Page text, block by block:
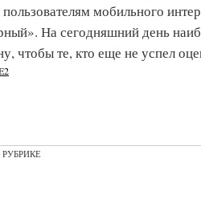
мобильного
На сегодняшний день
чтобы те, кто еще не успел